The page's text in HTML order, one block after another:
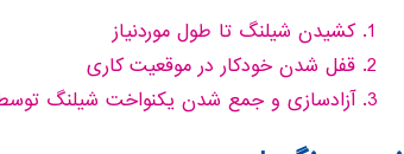
کشیدن شیلنگ تا طول موردنیاز
قفل شدن خودکار در موقعیت کاری
آزادسازی و جمع شدن یکنواخت شیلنگ